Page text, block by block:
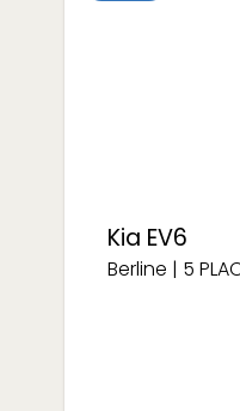
Kia EV6
Berline | 5